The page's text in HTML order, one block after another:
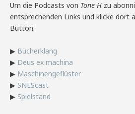
Um die Podcasts von Tone H zu
entsprechenden Links und klicke dort
Button:
▶ Bücherklang
▶ Deus ex machina
▶ Maschinengeflüster
▶ SNEScast
▶ Spielstand